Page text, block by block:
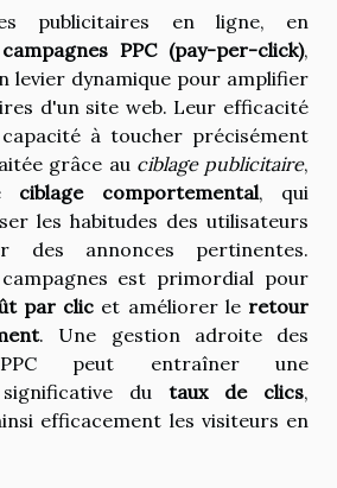
publicitaires en ligne, en
campagnes PPC (pay-per-click),
levier dynamique pour amplifier
d'un site web. Leur efficacité
à toucher précisément
grâce au ciblage publicitaire,
ciblage comportemental, qui
les habitudes des utilisateurs
des annonces pertinentes.
est primordial pour
par clic et améliorer le retour
. Une gestion adroite des
PPC peut entraîner une
du taux de clics,
efficacement les visiteurs en